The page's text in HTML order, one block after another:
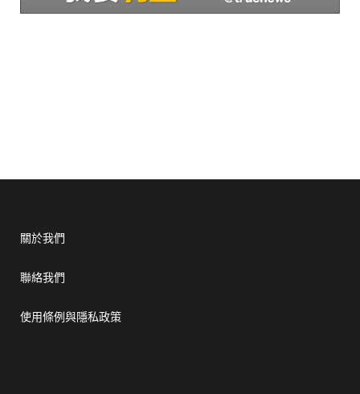
關於我們
聯絡我們
使用條例與隱私政策